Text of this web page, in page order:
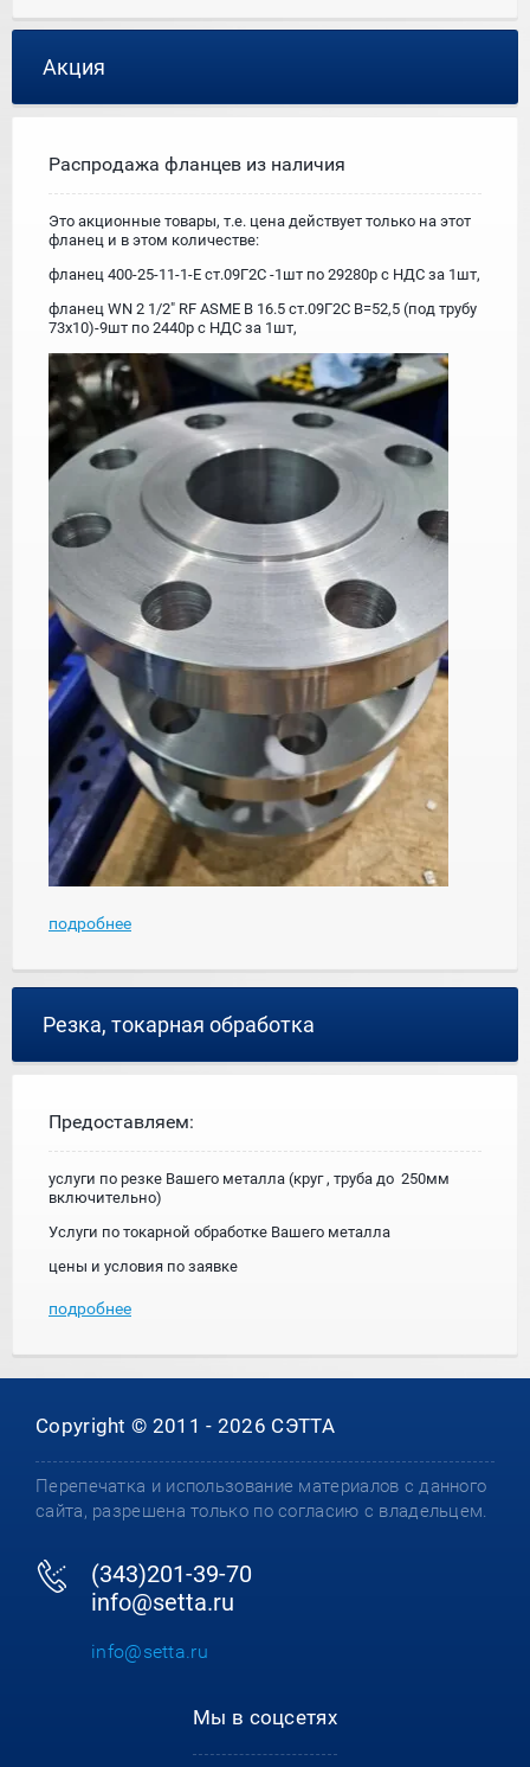
Акция
Распродажа фланцев из наличия
Это акционные товары, т.е. цена действует только на этот
фланец и в этом количестве:
фланец 400-25-11-1-Е ст.09Г2С -1шт по 29280р с НДС за 1шт,
фланец WN 2 1/2" RF ASME B 16.5 ст.09Г2С В=52,5 (под трубу
73х10)-9шт по 2440р с НДС за 1шт,
подробнее
Резка, токарная обработка
Предоставляем:
услуги по резке Вашего металла (круг , труба до 250мм
включительно)
Услуги по токарной обработке Вашего металла
цены и условия по заявке
подробнее
Copyright © 2011 - 2026 СЭТТА
Перепечатка и использование материалов с данного
сайта, разрешена только по согласию с владельцем.
(343)201-39-70
info@setta.ru
info@setta.ru
Мы в соцсетях